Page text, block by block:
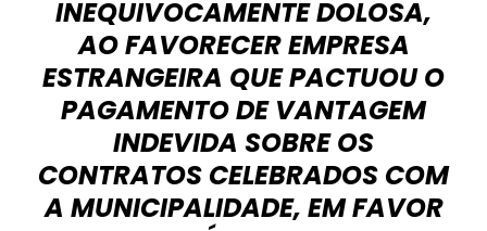
INEQUIVOCAMENTE DOLOSA,
AO FAVORECER EMPRESA
ESTRANGEIRA QUE PACTUOU O
PAGAMENTO DE VANTAGEM
INDEVIDA SOBRE OS
CONTRATOS CELEBRADOS COM
A MUNICIPALIDADE, EM FAVOR